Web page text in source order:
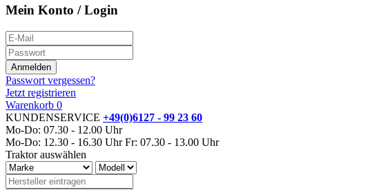
Mein Konto / Login
Passwort vergessen?
Jetzt registrieren
Warenkorb 0
KUNDENSERVICE +49(0)6127 - 99 23 60
Mo-Do: 07.30 - 12.00 Uhr
Mo-Do: 12.30 - 16.30 Uhr Fr: 07.30 - 13.00 Uhr
Traktor auswählen